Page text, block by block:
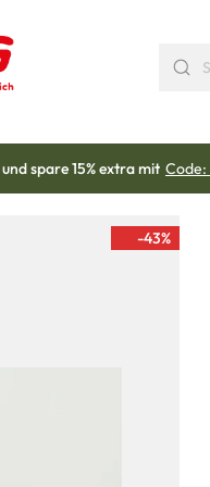
und spare 15% extra mit Code:
-43%